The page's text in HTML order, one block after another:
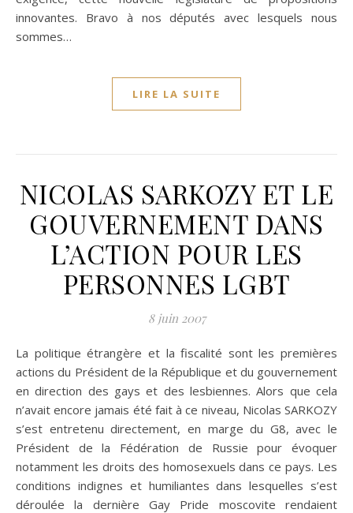
innovantes. Bravo à nos députés avec lesquels nous
sommes…
LIRE LA SUITE
NICOLAS SARKOZY ET LE
GOUVERNEMENT DANS
L’ACTION POUR LES
PERSONNES LGBT
8 juin 2007
La politique étrangère et la fiscalité sont les premières
actions du Président de la République et du gouvernement
en direction des gays et des lesbiennes. Alors que cela
n’avait encore jamais été fait à ce niveau, Nicolas SARKOZY
s’est entretenu directement, en marge du G8, avec le
Président de la Fédération de Russie pour évoquer
notamment les droits des homosexuels dans ce pays. Les
conditions indignes et humiliantes dans lesquelles s’est
déroulée la dernière Gay Pride moscovite rendaient